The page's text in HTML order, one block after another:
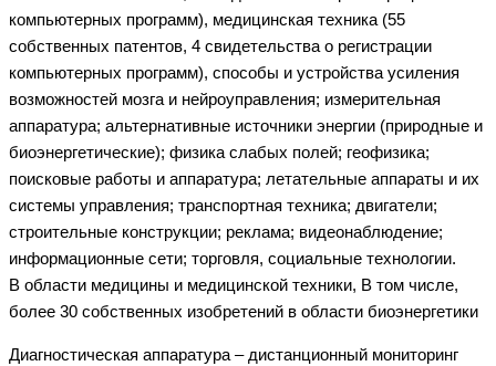
компьютерных программ), медицинская техника (55
собственных патентов, 4 свидетельства о регистрации
компьютерных программ), способы и устройства усиления
возможностей мозга и нейроуправления; измерительная
аппаратура; альтернативные источники энергии (природные и
биоэнергетические); физика слабых полей; геофизика;
поисковые работы и аппаратура; летательные аппараты и их
системы управления; транспортная техника; двигатели;
строительные конструкции; реклама; видеонаблюдение;
информационные сети; торговля, социальные технологии.
В области медицины и медицинской техники, В том числе,
более 30 собственных изобретений в области биоэнергетики
Диагностическая аппаратура – дистанционный мониторинг